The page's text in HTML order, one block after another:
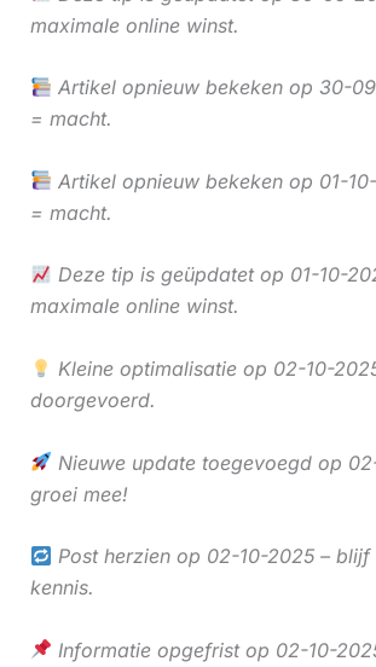
maximale online winst.
Artikel opnieuw bekeken op 30-
= macht.
Artikel opnieuw bekeken op 01-
= macht.
Deze tip is geüpdatet op 01-10-
maximale online winst.
Kleine optimalisatie op 02-10-
doorgevoerd.
Nieuwe update toegevoegd op
groei mee!
Post herzien op 02-10-2025 – blijf
kennis.
Informatie opgefrist op 02-10-